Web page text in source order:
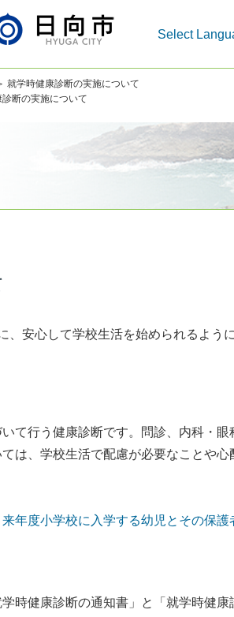
Select
就学時健康診断の実施について
診断の実施について
安心して学校生活を始められるよう
て行う健康診断です。問診、内科・眼
は、学校生活で配慮が必要なことや
来年度小学校に入学する幼児とその保
時健康診断の通知書」と「就学時健康